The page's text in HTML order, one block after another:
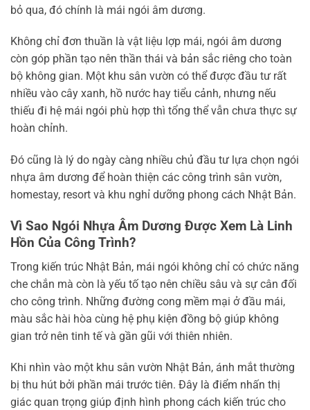
bỏ qua, đó chính là mái ngói âm dương.
Không chỉ đơn thuần là vật liệu lợp mái, ngói âm dương
còn góp phần tạo nên thần thái và bản sắc riêng cho toàn
bộ không gian. Một khu sân vườn có thể được đầu tư rất
nhiều vào cây xanh, hồ nước hay tiểu cảnh, nhưng nếu
thiếu đi hệ mái ngói phù hợp thì tổng thể vẫn chưa thực sự
hoàn chỉnh.
Đó cũng là lý do ngày càng nhiều chủ đầu tư lựa chọn ngói
nhựa âm dương để hoàn thiện các công trình sân vườn,
homestay, resort và khu nghỉ dưỡng phong cách Nhật Bản.
Vì Sao Ngói Nhựa Âm Dương Được Xem Là Linh
Hồn Của Công Trình?
Trong kiến trúc Nhật Bản, mái ngói không chỉ có chức năng
che chắn mà còn là yếu tố tạo nên chiều sâu và sự cân đối
cho công trình. Những đường cong mềm mại ở đầu mái,
màu sắc hài hòa cùng hệ phụ kiện đồng bộ giúp không
gian trở nên tinh tế và gần gũi với thiên nhiên.
Khi nhìn vào một khu sân vườn Nhật Bản, ánh mắt thường
bị thu hút bởi phần mái trước tiên. Đây là điểm nhấn thị
giác quan trọng giúp định hình phong cách kiến trúc cho